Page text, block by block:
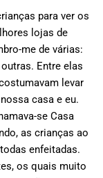
para ver os
lojas de
me de várias:
Entre elas
levar
casa e eu.
se Casa
as crianças ao
enfeitadas.
os quais muito